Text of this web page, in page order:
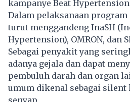
kampanye Beat Hypertension
Dalam pelaksanaan
turut menggandeng InaSH
Hypertension), OMRON, dan
Sebagai penyakit yang
adanya gejala dan dapat
pembuluh darah dan organ
umum dikenal sebagai
senyap.